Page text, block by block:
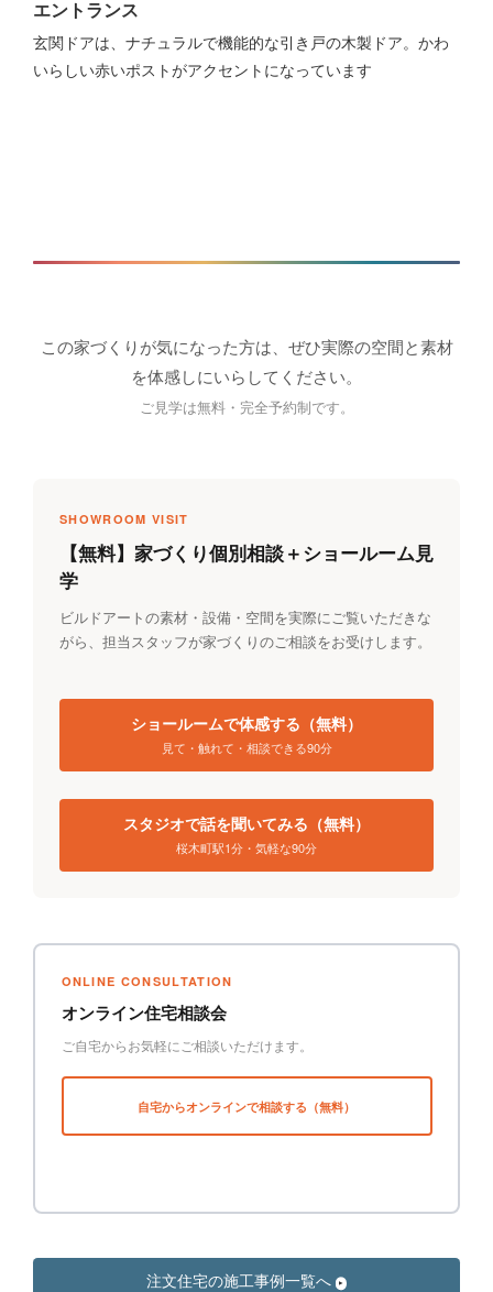
エントランス
玄関ドアは、ナチュラルで機能的な引き戸の木製ドア。かわ
いらしい赤いポストがアクセントになっています
この家づくりが気になった方は、ぜひ実際の空間と素材
を体感しにいらしてください。
ご見学は無料・完全予約制です。
SHOWROOM VISIT
【無料】家づくり個別相談＋ショールーム見
学
ビルドアートの素材・設備・空間を実際にご覧いただきな
がら、担当スタッフが家づくりのご相談をお受けします。
ショールームで体感する（無料）
見て・触れて・相談できる90分
スタジオで話を聞いてみる（無料）
桜木町駅1分・気軽な90分
ONLINE CONSULTATION
オンライン住宅相談会
ご自宅からお気軽にご相談いただけます。
自宅からオンラインで相談する（無料）
注文住宅の施工事例一覧へ